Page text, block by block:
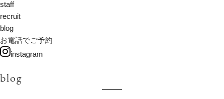
staff
recruit
blog
お電話でご予約
instagram
blog